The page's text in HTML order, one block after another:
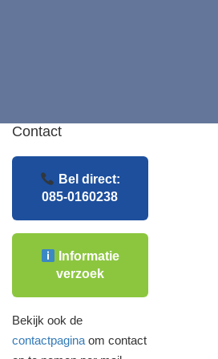
Contact
Bel direct:
085-0160238
Informatie
verzoek
Bekijk ook de
contactpaginaom contact